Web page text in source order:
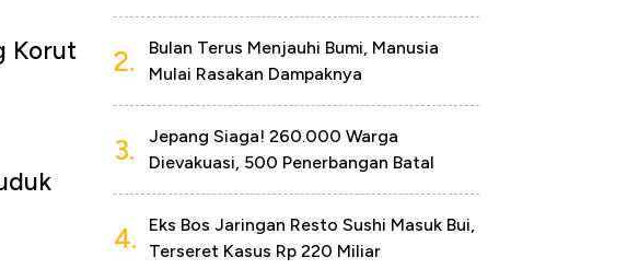
Korut
2.
Bulan Terus Menjauhi Bumi, Manusia
Mulai Rasakan Dampaknya
3.
Jepang Siaga! 260.000 Warga
Dievakuasi, 500 Penerbangan Batal
4.
Eks Bos Jaringan Resto Sushi Masuk Bui,
Terseret Kasus Rp 220 Miliar